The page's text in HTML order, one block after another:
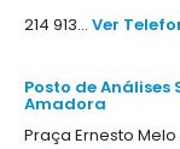
214 913... Ver
Posto de
Amadora
Praça Ernesto Melo